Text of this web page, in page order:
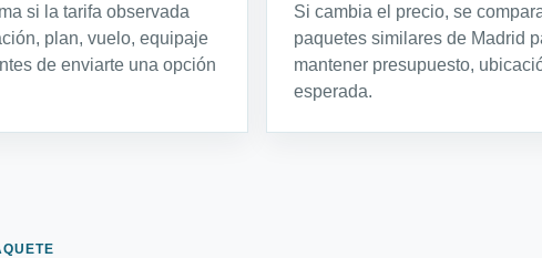
si la tarifa observada
plan, vuelo, equipaje
de enviarte una opción
Si cambia el precio, se
paquetes similares de Madrid
mantener presupuesto,
esperada.